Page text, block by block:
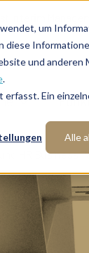
um
diese
und
.
Ein
Alle
HR Business